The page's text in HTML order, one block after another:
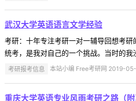
武汉大学英语语言文学经验
考研：十年专注考研一对一辅导回想考
统考，是我对自己的一个挑战。当时的
考研报考信息 本站小编 Free考研网 2019-
重庆大学英语专业风雨考研之路（附